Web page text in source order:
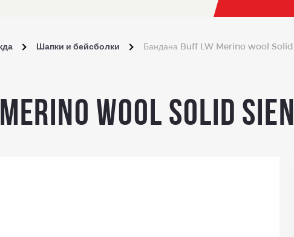
Шапки и бейсболки Бандана Buff LW Merino wool
wool Solid